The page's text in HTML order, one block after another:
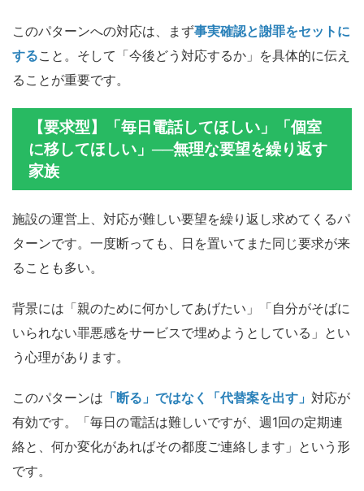
このパターンへの対応は、まず事実確認と謝罪をセットに
すること。そして「今後どう対応するか」を具体的に伝え
ることが重要です。
【要求型】「毎日電話してほしい」「個室
に移してほしい」──無理な要望を繰り返す
家族
施設の運営上、対応が難しい要望を繰り返し求めてくるパ
ターンです。一度断っても、日を置いてまた同じ要求が来
ることも多い。
背景には「親のために何かしてあげたい」「自分がそばに
いられない罪悪感をサービスで埋めようとしている」とい
う心理があります。
このパターンは 「断る」ではなく「代替案を出す」 対応が
有効です。「毎日の電話は難しいですが、週1回の定期連
絡と、何か変化があればその都度ご連絡します」という形
です。